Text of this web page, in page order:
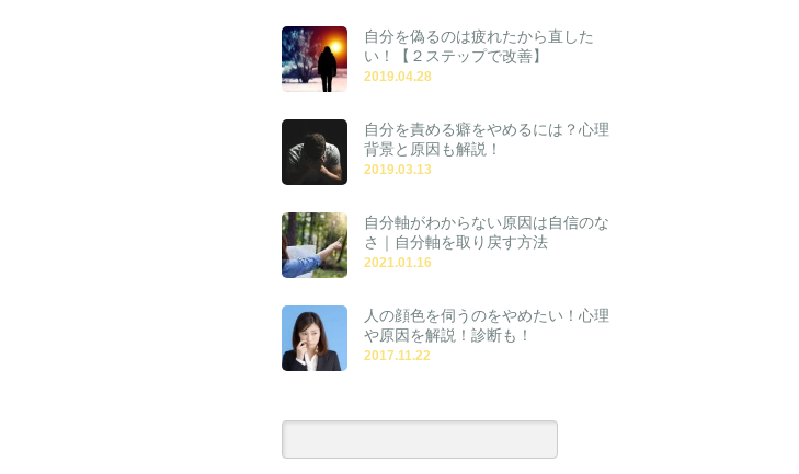
自分を偽るのは疲れたから直した
い！【２ステップで改善】
2019.04.28
自分を責める癖をやめるには？心理
背景と原因も解説！
2019.03.13
自分軸がわからない原因は自信のな
さ｜自分軸を取り戻す方法
2021.01.16
人の顔色を伺うのをやめたい！心理
や原因を解説！診断も！
2017.11.22